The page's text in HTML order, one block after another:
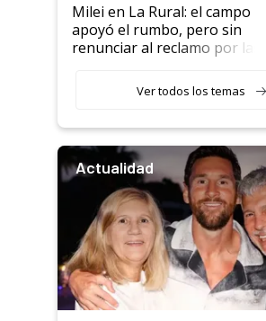
Milei en La Rural: el campo
apoyó el rumbo, pero sin
renunciar al reclamo por las
Ver todos los temas
Actualidad